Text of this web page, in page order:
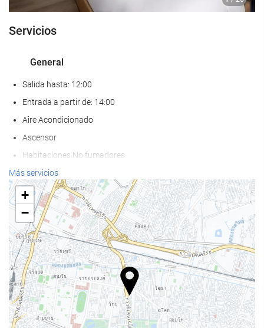
Servicios
General
Salida hasta: 12:00
Entrada a partir de: 14:00
Aire Acondicionado
Ascensor
Habitaciones No fumadores
Hotel no fumadores
Zona de fumadores
Habitaciones insonorizadas
No admite mascotas
Bienestar
Tumbonas
Spa
Sauna
Más servicios
+
−